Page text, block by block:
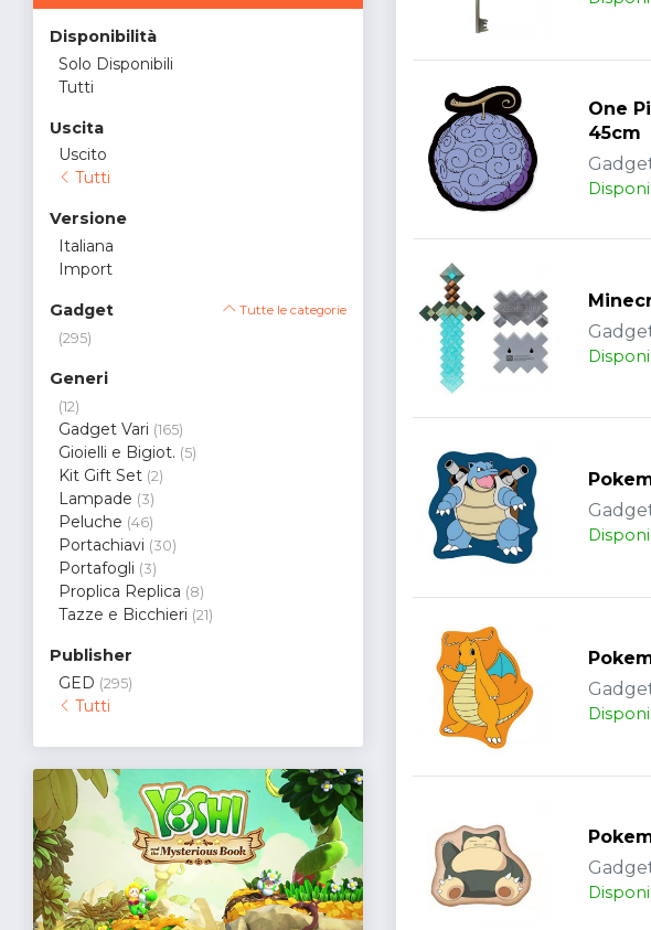
Disponibilità
Solo Disponibili
Tutti
Uscita
Uscito
Tutti
Versione
Italiana
Import
Gadget Tutte le categorie
(295)
Generi
(12)
Gadget Vari (165)
Gioielli e Bigiot. (5)
Kit Gift Set (2)
Lampade (3)
Peluche (46)
Portachiavi (30)
Portafogli (3)
Proplica Replica (8)
Tazze e Bicchieri (21)
Publisher
GED (295)
Tutti
One
45cm